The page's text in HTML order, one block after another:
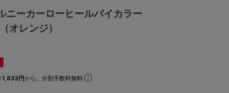
ニーカーローヒールバイカラー
オレンジ）
1,833円から。分割手数料無料